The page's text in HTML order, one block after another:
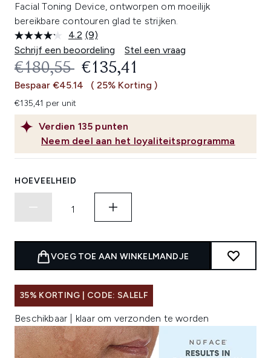
Facial Toning Device, ontworpen om moeilijk
bereikbare contouren glad te strijken.
4.2 Lees
9
beoordelingen.
Dezelfde
paginalink.
(9)
Schrijf een beoordeling
Stel een vraag
Verdien 135 punten
Neem deel aan het loyaliteitsprogramma
RECOMMENDED RETAIL PRICE:
€180,55 HUIDIGE PRIJS:
€135,41
Bespaar €45.14 ( 25% Korting )
€135,41 per unit
HOEVEELHEID
VOEG TOE AAN WINKELMANDJE
35% KORTING | CODE: SALELF
Beschikbaar | klaar om verzonden te worden